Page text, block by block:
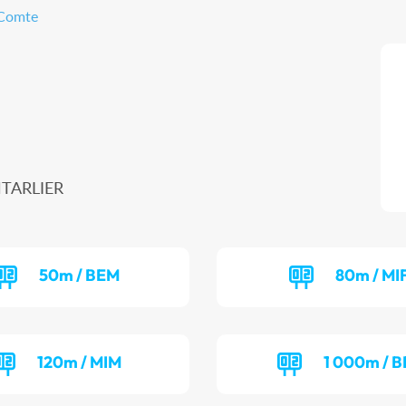
50m / BEM 80m /
120m / MIM 1 000m /